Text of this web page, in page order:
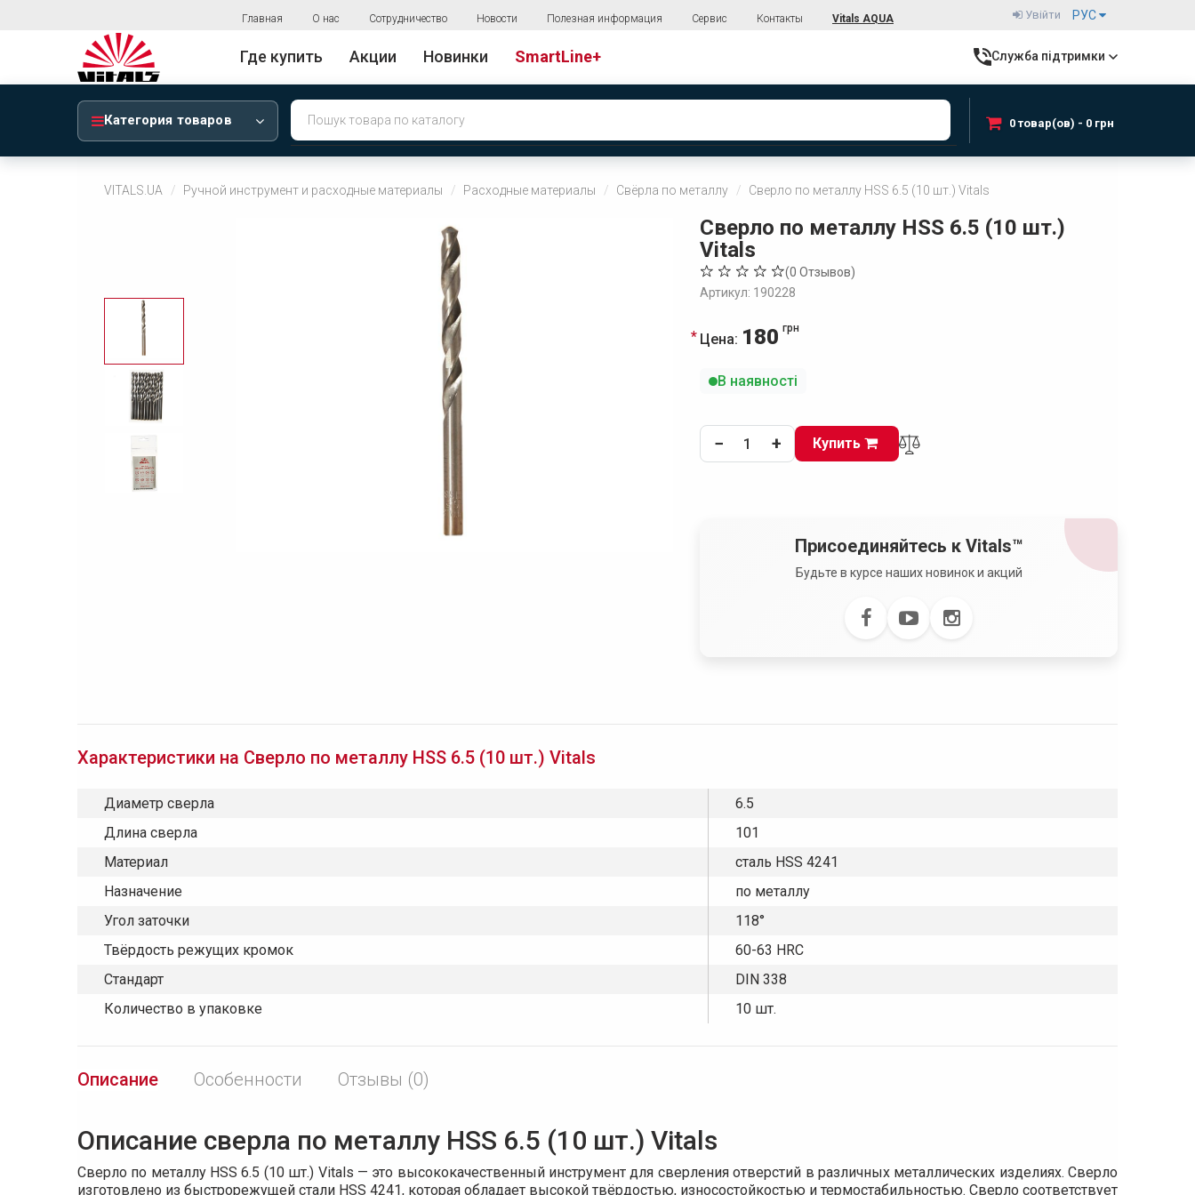
Главная О нас Сотрудничество Новости Полезная информация Сервис Контакты Vitals AQUA РУС
Увійти
Где купить Акции Новинки SmartLine+ Служба підтримки
Категория товаров 0 товар(ов) - 0 грн
VITALS.UA Ручной инструмент и расходные материалы Расходные материалы Свёрла по металлу Сверло по металлу HSS 6.5 (10 шт.) Vitals
Сверло по металлу HSS 6.5 (10 шт.)
Vitals
(0 Отзывов)
Артикул: 190228
Цена: 180 грн
В наявності
− + Купить
Присоединяйтесь к Vitals™
Будьте в курсе наших новинок и акций
Характеристики на Сверло по металлу HSS 6.5 (10 шт.) Vitals
Диаметр сверла
6.5
Длина сверла
101
Материал
сталь HSS 4241
Назначение
по металлу
Угол заточки
118°
Твёрдость режущих кромок
60-63 HRC
Стандарт
DIN 338
Количество в упаковке
10 шт.
Описание Особенности Отзывы (0)
Описание сверла по металлу HSS 6.5 (10 шт.) Vitals
Сверло по металлу HSS 6.5 (10 шт.) Vitals — это высококачественный инструмент для сверления отверстий в различных металлических изделиях. Сверло
изготовлено из быстрорежущей стали HSS 4241, которая обладает высокой твёрдостью, износостойкостью и термостабильностью. Сверло соответствует